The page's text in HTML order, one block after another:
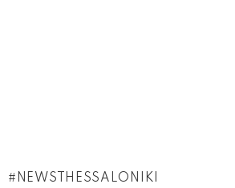
NEWSTHESSALONIKI